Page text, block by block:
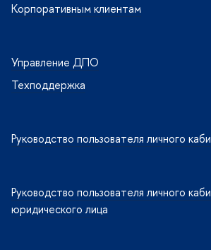
Корпоративным клиентам
Управление ДПО
Техподдержка
Руководство пользователя личного
Руководство пользователя личного
юридического лица